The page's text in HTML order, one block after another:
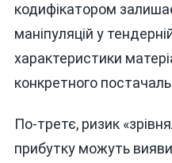
кодифікатором
маніпуляцій у
характеристики
конкретного
По-третє, ризик
прибутку можуть